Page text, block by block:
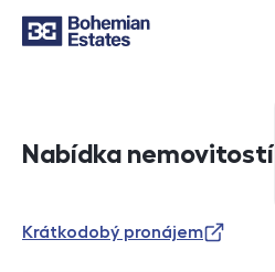
Nabídka nemovitostí
Krátkodobý pronájem